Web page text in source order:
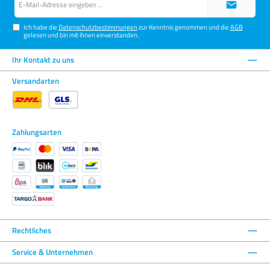
Ich habe die Datenschutzbestimmungenzur Kenntnis genommen und dieAGB
gelesen und bin mit ihnen einverstanden.
Ihr Kontakt zu uns
Versandarten
Zahlungsarten
Rechtliches
Service & Unternehmen